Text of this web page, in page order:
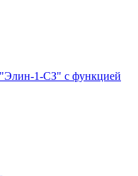
"Элин-1-СЗ" с функцией